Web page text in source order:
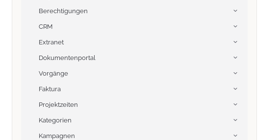
Berechtigungen
CRM
Extranet
Dokumentenportal
Vorgänge
Faktura
Projektzeiten
Kategorien
Kampagnen